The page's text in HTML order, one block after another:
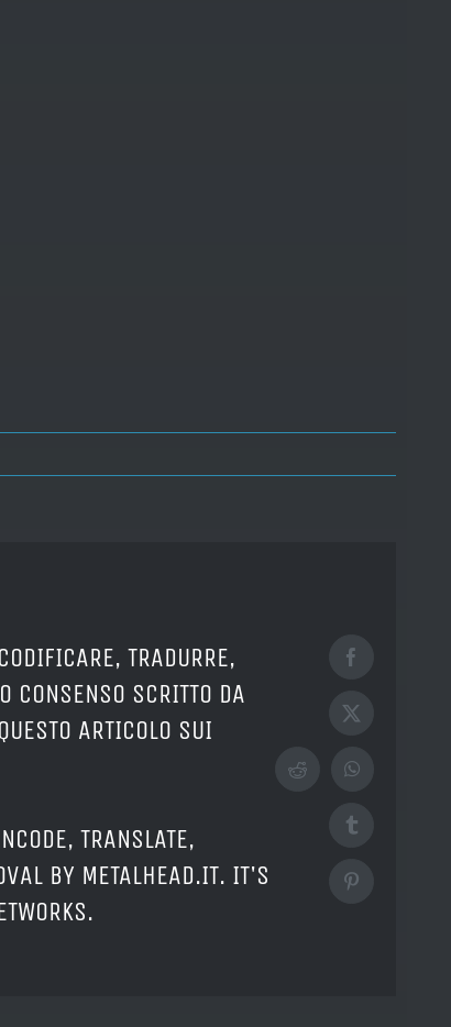
TRADURRE,
CONSENSO SCRITTO DA
ARTICOLO SUI
TRANSLATE,
BY METALHEAD.IT. IT'S
Facebook
X
RedditWhatsApp
Tumblr
Pinterest